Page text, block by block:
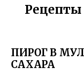
Рецепты
ПИРОГ В
САХАРА